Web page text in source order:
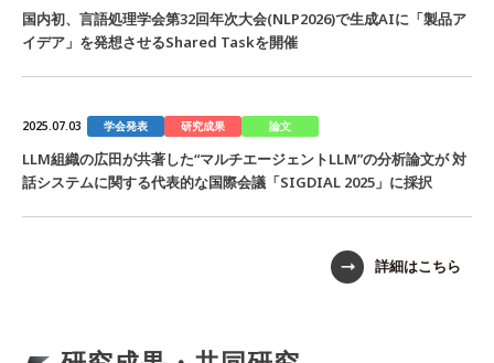
詳細はこちら
国内初、言語処理学会第32回年次大会(NLP2026)で生成AIに「製品ア
イデア」を発想させるShared Taskを開催
2025.07.03 学会発表 研究成果 論文
LLM組織の広田が共著した“マルチエージェントLLM”の分析論文が 対
話システムに関する代表的な国際会議「SIGDIAL 2025」に採択